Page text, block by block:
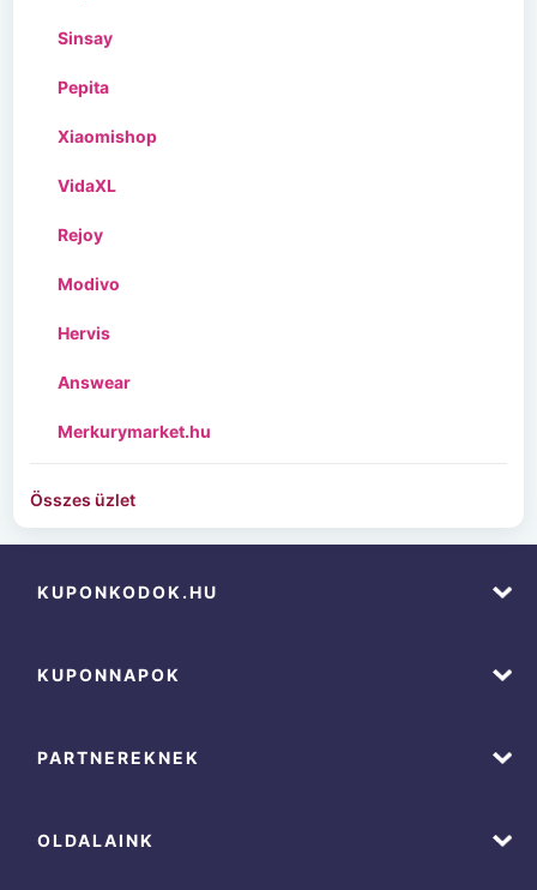
Sinsay
Pepita
Xiaomishop
VidaXL
Rejoy
Modivo
Hervis
Answear
Merkurymarket.hu
Összes üzlet
KUPONKODOK.HU
KUPONNAPOK
PARTNEREKNEK
OLDALAINK